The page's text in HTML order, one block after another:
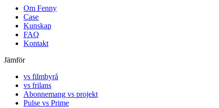
Om Fenny
Case
Kunskap
FAQ
Kontakt
Jämför
vs filmbyrå
vs frilans
Abonnemang vs projekt
Pulse vs Prime